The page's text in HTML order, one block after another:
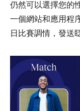
仍然可以選擇您的
一個網站和應用程
日比賽調情，發送